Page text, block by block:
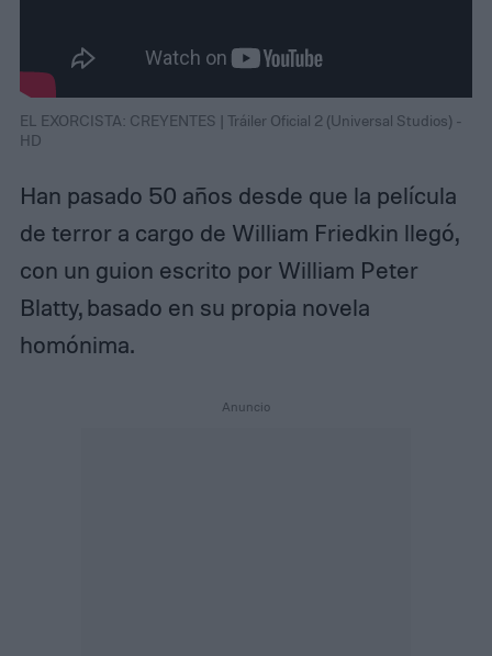
EL EXORCISTA: CREYENTES | Tráiler Oficial 2 (Universal Studios) -
HD
Han pasado 50 años desde que la película
de terror a cargo de William Friedkin llegó,
con un guion escrito por William Peter
Blatty, basado en su propia novela
homónima.